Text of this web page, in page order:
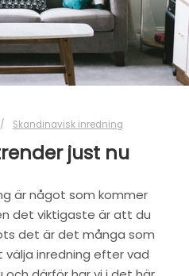
Skandinavisk inredning
just nu
är något som kommer
det viktigaste är att du
det är det många som
inredning efter vad